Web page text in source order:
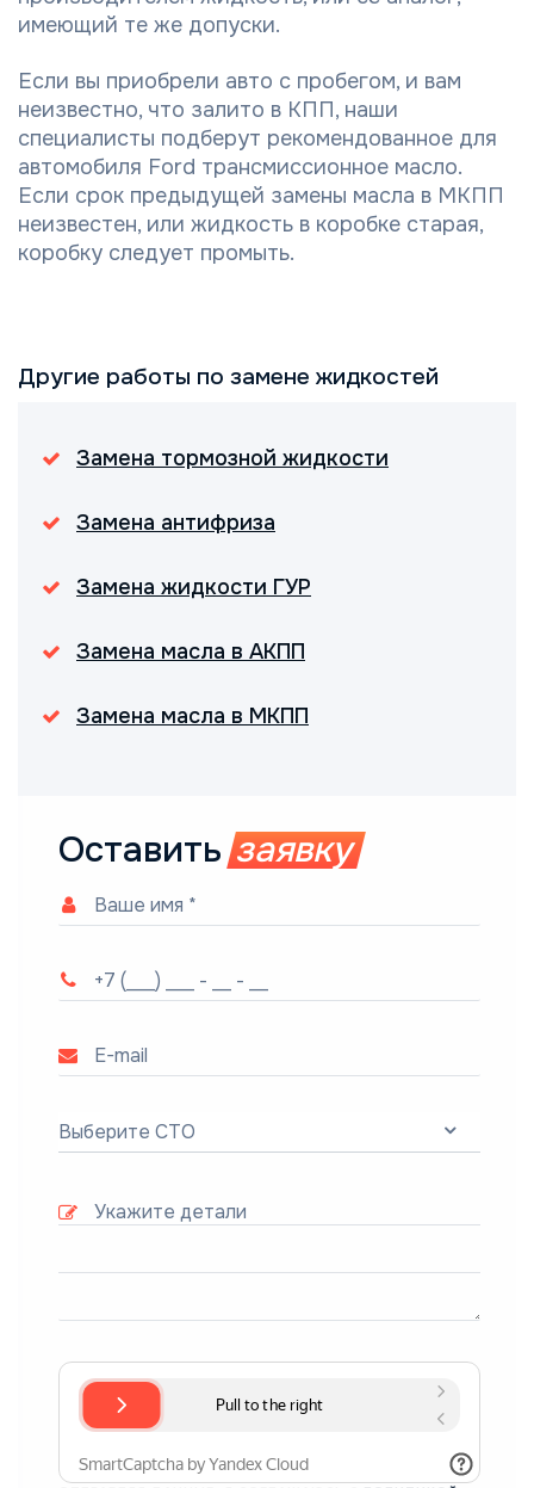
имеющий те же допуски.
Если вы приобрели авто с пробегом, и вам
неизвестно, что залито в КПП, наши
специалисты подберут рекомендованное для
автомобиля Ford трансмиссионное масло.
Если срок предыдущей замены масла в МКПП
неизвестен, или жидкость в коробке старая,
коробку следует промыть.
Другие работы по замене жидкостей
Замена тормозной жидкости
Замена антифриза
Замена жидкости ГУР
Замена масла в АКПП
Замена масла в МКПП
Оставить заявку
Выберите СТО